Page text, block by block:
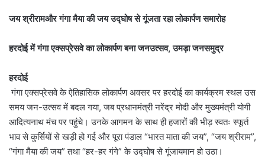
जय श्रीरामऔर गंगा मैया की जय उद्घोष से गूंजता रहा लोकार्पण समारोह
हरदोई में गंगा एक्सप्रेसवे का लोकार्पण बना जनउत्सव, उमड़ा जनसमुद्र
हरदोई
गंगा एक्सप्रेसवे के ऐतिहासिक लोकार्पण अवसर पर हरदोई का कार्यक्रम स्थल उस
समय जन-उत्सव में बदल गया, जब प्रधानमंत्री नरेंद्र मोदी और मुख्यमंत्री योगी
आदित्यनाथ मंच पर पहुंचे। उनके आगमन के साथ ही हजारों की भीड़ स्वतः स्फूर्त
भाव से कुर्सियों से खड़ी हो गई और पूरा पंडाल “भारत माता की जय”, “जय श्रीराम”,
“गंगा मैया की जय” तथा “हर-हर गंगे” के उद्घोष से गूंजायमान हो उठा।